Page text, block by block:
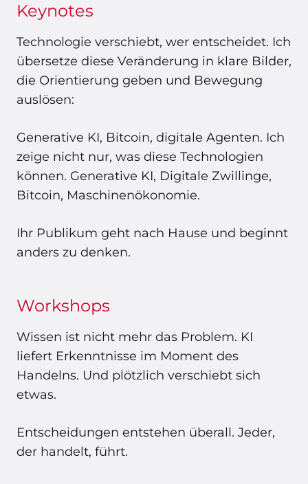
Keynotes
Technologie verschiebt, wer entscheidet. Ich
übersetze diese Veränderung in klare Bilder,
die Orientierung geben und Bewegung
auslösen:
Generative KI, Bitcoin, digitale Agenten. Ich
zeige nicht nur, was diese Technologien
können. Generative KI, Digitale Zwillinge,
Bitcoin, Maschinenökonomie.
Ihr Publikum geht nach Hause und beginnt
anders zu denken.
Workshops
Wissen ist nicht mehr das Problem. KI
liefert Erkenntnisse im Moment des
Handelns. Und plötzlich verschiebt sich
etwas.
Entscheidungen entstehen überall. Jeder,
der handelt, führt.